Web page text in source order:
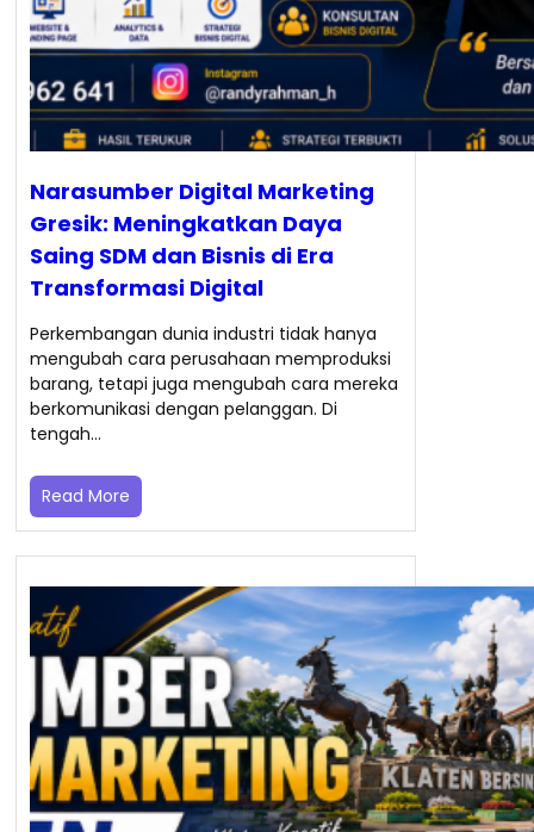
Narasumber Digital Marketing
Gresik: Meningkatkan Daya
Saing SDM dan Bisnis di Era
Transformasi Digital
Perkembangan dunia industri tidak hanya
mengubah cara perusahaan memproduksi
barang, tetapi juga mengubah cara mereka
berkomunikasi dengan pelanggan. Di
tengah…
Read More